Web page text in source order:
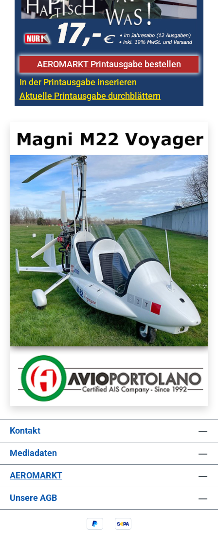
AEROMARKT Printausgabe bestellen
In der Printausgabe inserieren
Aktuelle Printausgabe durchblättern
Kontakt
Mediadaten
AEROMARKT
Unsere AGB